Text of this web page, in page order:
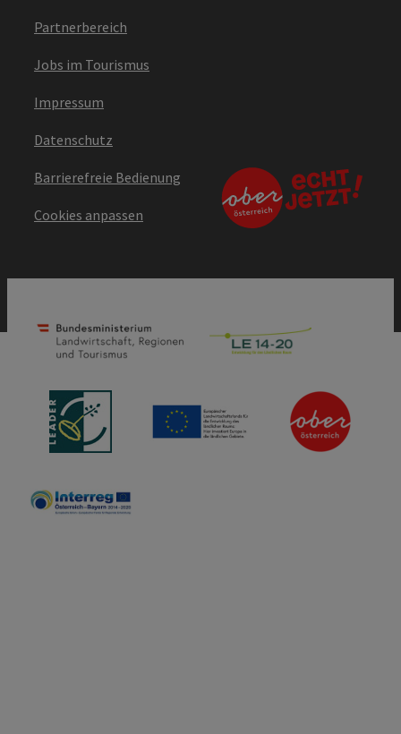
Partnerbereich
Jobs im Tourismus
Impressum
Datenschutz
Barrierefreie Bedienung
Cookies anpassen